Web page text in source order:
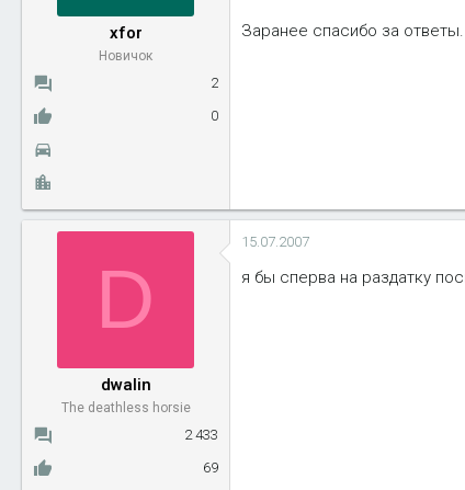
л
xfor
Новичок
2
0
Заранее спасибо за ответы.
D
dwalin
The deathless horsie
2 433
69
15.07.2007
я бы сперва на раздатку